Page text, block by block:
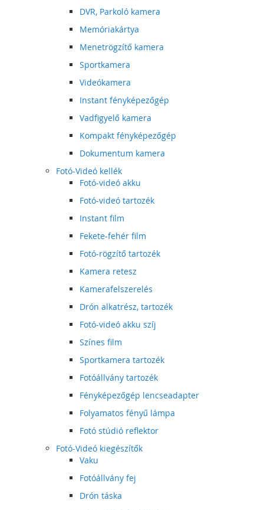
DVR, Parkoló kamera
Memóriakártya
Menetrögzítő kamera
Sportkamera
Videókamera
Instant fényképezőgép
Vadfigyelő kamera
Kompakt fényképezőgép
Dokumentum kamera
Fotó-Videó kellék
Fotó-videó akku
Fotó-videó tartozék
Instant film
Fekete-fehér film
Fotó-rögzítő tartozék
Kamera retesz
Kamerafelszerelés
Drón alkatrész, tartozék
Fotó-videó akku szíj
Színes film
Sportkamera tartozék
Fotóállvány tartozék
Fényképezőgép lencseadapter
Folyamatos fényű lámpa
Fotó stúdió reflektor
Fotó-Videó kiegészítők
Vaku
Fotóállvány fej
Drón táska